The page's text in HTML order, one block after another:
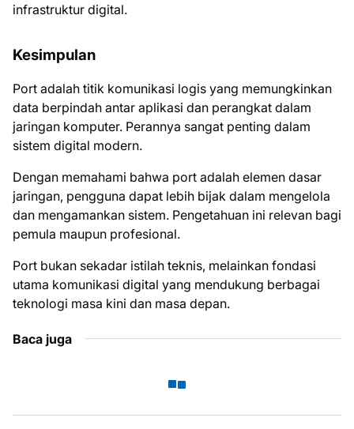
infrastruktur digital.
Kesimpulan
Port adalah titik komunikasi logis yang memungkinkan
data berpindah antar aplikasi dan perangkat dalam
jaringan komputer. Perannya sangat penting dalam
sistem digital modern.
Dengan memahami bahwa port adalah elemen dasar
jaringan, pengguna dapat lebih bijak dalam mengelola
dan mengamankan sistem. Pengetahuan ini relevan bagi
pemula maupun profesional.
Port bukan sekadar istilah teknis, melainkan fondasi
utama komunikasi digital yang mendukung berbagai
teknologi masa kini dan masa depan.
Baca juga